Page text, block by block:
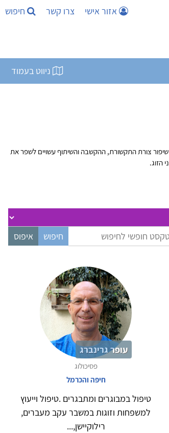
אזור אישי צרו קשר חיפוש
ניווט בעמוד
צורת התקשורת, ההקשבה והשיתוף עשויים לשפר את
הזוג.
עופר גרינברג
פסיכולוג
חיפה והכרמל
טיפול במבוגרים ומתבגרים .טיפול וייעוץ
למשפחות וזוגות במשבר עקב מעברים,
רילוקיישן,...